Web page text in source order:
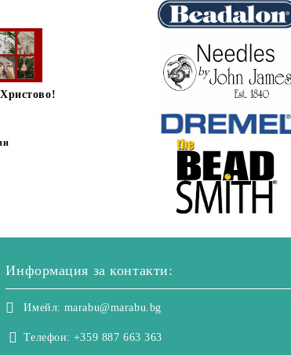
Информация за контакти:
Имейл: marabu@marabu.bg
Телефон: +359 887 663 363